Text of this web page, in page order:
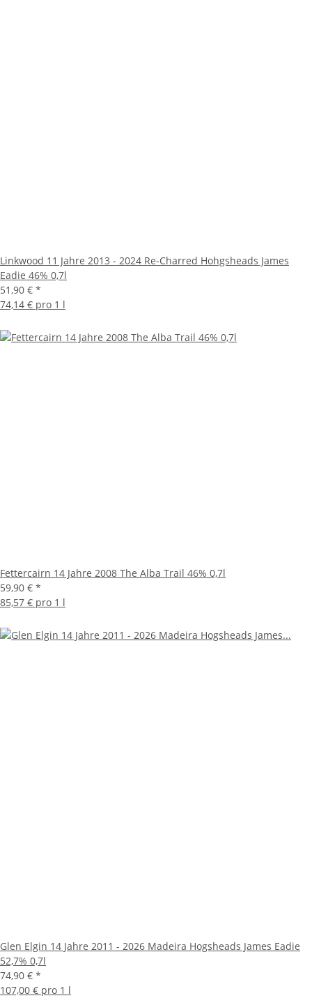
Linkwood 11 Jahre 2013 - 2024 Re-Charred Hohgsheads James
Eadie 46% 0,7l
51,90 € *
74,14 € pro 1 l
Fettercairn 14 Jahre 2008 The Alba Trail 46% 0,7l
59,90 € *
85,57 € pro 1 l
Glen Elgin 14 Jahre 2011 - 2026 Madeira Hogsheads James Eadie
52,7% 0,7l
74,90 € *
107,00 € pro 1 l